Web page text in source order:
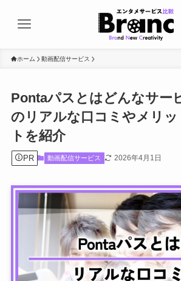
ホーム 動画配信サービス
Pontaパスとはどんなサー
のリアルな口コミやメリ
トを紹介
PR 動画配信サービス 2026年4月1日